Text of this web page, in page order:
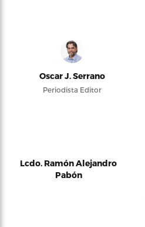
Oscar J. Serrano
Periodista Editor
Lcdo. Ramón Alejandro
Pabón